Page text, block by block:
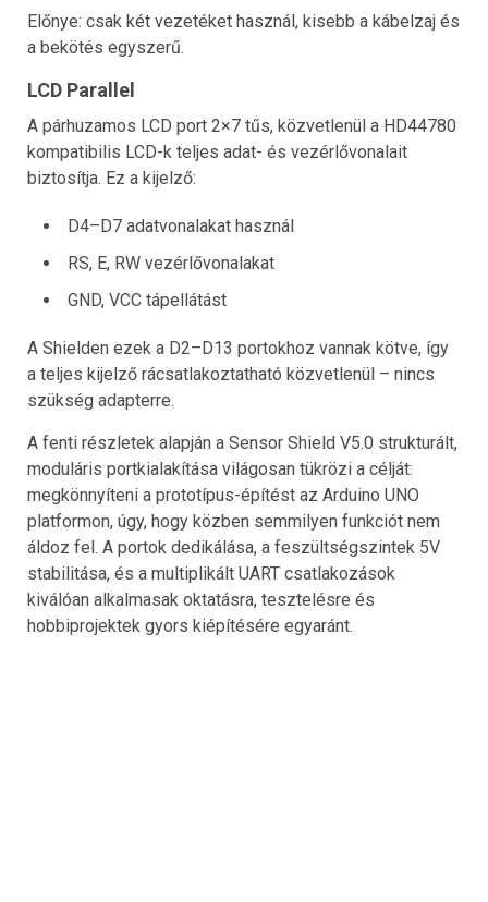
Előnye: csak két vezetéket használ, kisebb a kábelzaj és
a bekötés egyszerű.
LCD Parallel
A párhuzamos LCD port 2×7 tűs, közvetlenül a HD44780
kompatibilis LCD-k teljes adat- és vezérlővonalait
biztosítja. Ez a kijelző:
D4–D7 adatvonalakat használ
RS, E, RW vezérlővonalakat
GND, VCC tápellátást
A Shielden ezek a D2–D13 portokhoz vannak kötve, így
a teljes kijelző rácsatlakoztatható közvetlenül – nincs
szükség adapterre.
A fenti részletek alapján a Sensor Shield V5.0 strukturált,
moduláris portkialakítása világosan tükrözi a célját:
megkönnyíteni a prototípus-építést az Arduino UNO
platformon, úgy, hogy közben semmilyen funkciót nem
áldoz fel. A portok dedikálása, a feszültségszintek 5V
stabilitása, és a multiplikált UART csatlakozások
kiválóan alkalmasak oktatásra, tesztelésre és
hobbiprojektek gyors kiépítésére egyaránt.